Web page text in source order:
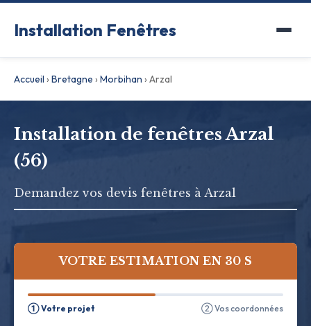
Installation Fenêtres
Accueil ›Bretagne ›Morbihan ›Arzal
Installation de fenêtres Arzal
(56)
Demandez vos devis fenêtres à Arzal
VOTRE ESTIMATION EN 30 S
① Votre projet ② Vos coordonnées